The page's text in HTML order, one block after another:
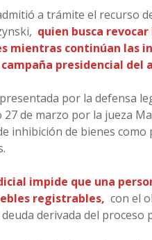
a trámite el recurso
quien busca
mientras continúan las
presidencial del
por la defensa
27 de marzo por la jueza
inhibición de bienes
impide que una
registrables, con el
derivada del proceso